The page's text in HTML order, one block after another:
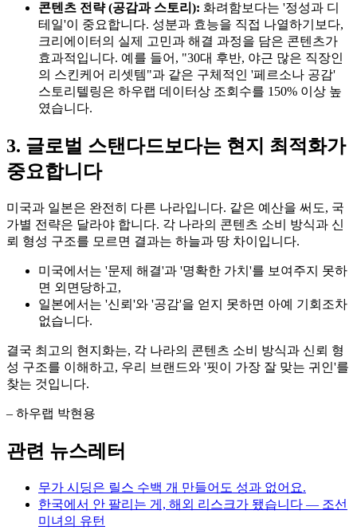
콘텐츠 전략 (공감과 스토리): 화려함보다는 '정성과 디
테일'이 중요합니다. 성분과 효능을 직접 나열하기보다,
크리에이터의 실제 고민과 해결 과정을 담은 콘텐츠가
효과적입니다. 예를 들어, "30대 후반, 야근 많은 직장인
의 스킨케어 리셋템"과 같은 구체적인 '페르소나 공감'
스토리텔링은 하우랩 데이터상 조회수를 150% 이상 높
였습니다.
3. 글로벌 스탠다드보다는 현지 최적화가
중요합니다
미국과 일본은 완전히 다른 나라입니다. 같은 예산을 써도, 국
가별 전략은 달라야 합니다. 각 나라의 콘텐츠 소비 방식과 신
뢰 형성 구조를 모르면 결과는 하늘과 땅 차이입니다.
미국에서는 '문제 해결'과 '명확한 가치'를 보여주지 못하
면 외면당하고,
일본에서는 '신뢰'와 '공감'을 얻지 못하면 아예 기회조차
없습니다.
결국 최고의 현지화는, 각 나라의 콘텐츠 소비 방식과 신뢰 형
성 구조를 이해하고, 우리 브랜드와 '핏이 가장 잘 맞는 귀인'를
찾는 것입니다.
– 하우랩 박현용
관련 뉴스레터
무가 시딩은 릴스 수백 개 만들어도 성과 없어요.
한국에서 안 팔리는 게, 해외 리스크가 됐습니다 — 조선
미녀의 유턴